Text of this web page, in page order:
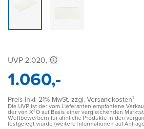
UVP 2.020,-
1.060,-
Preis inkl. 21% MwSt. zzgl. Versandkosten¹
Die UVP ist der vom Lieferanten empfohlene
der von X²O auf Basis einer vergleichenden
Wettbewerbern für ähnliche Produkte in den
festgelegt wurde (weitere Informationen auf